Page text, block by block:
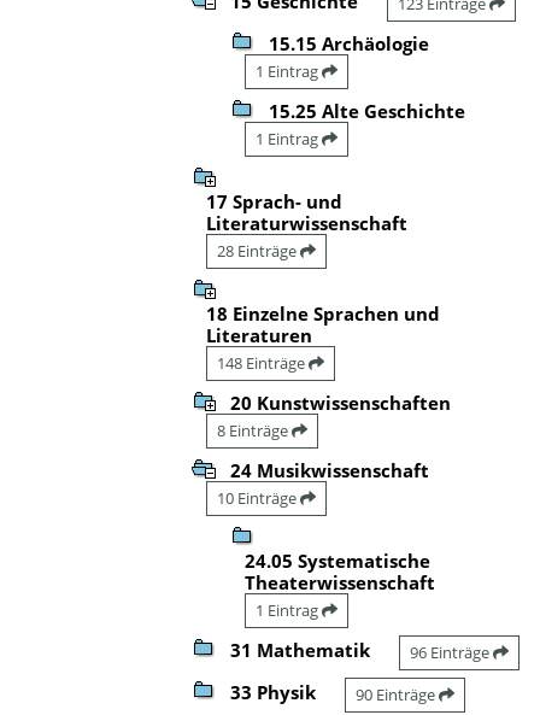
15.15 Archäologie
1 Eintrag
15.25 Alte Geschichte
1 Eintrag
17 Sprach- und
Literaturwissenschaft
28 Einträge
18 Einzelne Sprachen und
Literaturen
148 Einträge
20 Kunstwissenschaften
8 Einträge
24 Musikwissenschaft
10 Einträge
24.05 Systematische
Theaterwissenschaft
1 Eintrag
31 Mathematik 96 Einträge
33 Physik 90 Einträge